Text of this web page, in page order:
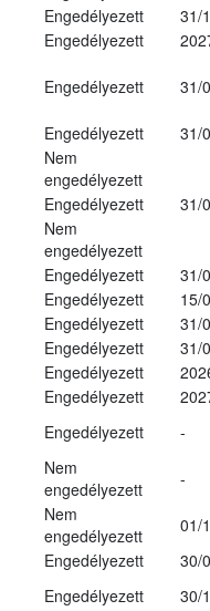
Engedélyezett
31/
Engedélyezett
Engedélyezett 31/
Engedélyezett
31/
Nem
engedélyezett
Engedélyezett
31/
Nem
engedélyezett
Engedélyezett
31/
Engedélyezett
15/
Engedélyezett
31/
Engedélyezett
31/
Engedélyezett
Engedélyezett
Engedélyezett -
Nem
engedélyezett
-
Nem
engedélyezett
01/
Engedélyezett
30/
Engedélyezett
30/